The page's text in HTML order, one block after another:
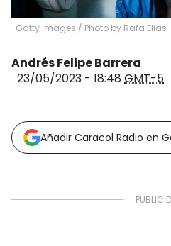
Gatty Images / Photo by Rafa Elias
Andrés Felipe Barrera
23/05/2023 - 18:48 GMT-5
Añadir Caracol Radio en